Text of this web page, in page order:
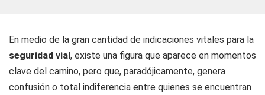
En medio de la gran cantidad de indicaciones vitales para la
seguridad vial, existe una figura que aparece en momentos
clave del camino, pero que, paradójicamente, genera
confusión o total indiferencia entre quienes se encuentran